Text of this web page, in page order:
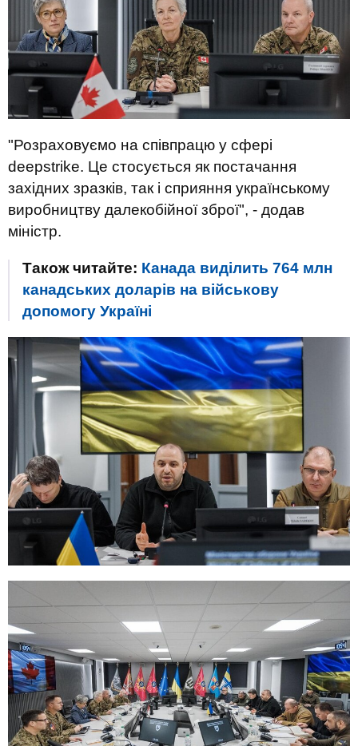
"Розраховуємо на співпрацю у сфері
deepstrike. Це стосується як постачання
західних зразків, так і сприяння українському
виробництву далекобійної зброї", - додав
міністр.
Також читайте: Канада виділить 764 млн
канадських доларів на військову
допомогу Україні